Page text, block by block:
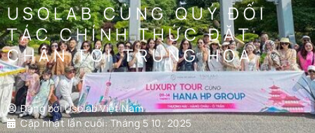
USOLAB CÙNG QUÝ ĐỐI
TÁC CHÍNH THỨC ĐẶT
CHÂN TỚI TRUNG HOA
Đăng bởiUsolab Việt Nam
Cập nhật lần cuối:Tháng 5 10, 2025